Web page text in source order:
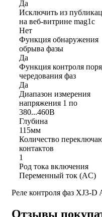
Да
Исключить из
на веб-витрине mag1c
Нет
Функция обнаружения
обрыва фазы
Да
Функция контроля
чередования фаз
Да
Диапазон измерения
напряжения 1 по
380...460В
Глубина
115мм
Количество
контактов
1
Род тока включения
Переменный ток (AC)
Реле контроля фаз XJ3-
Отзывы